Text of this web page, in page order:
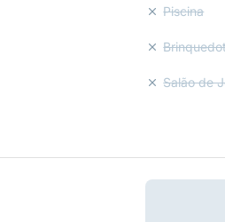
Piscina
Salão de